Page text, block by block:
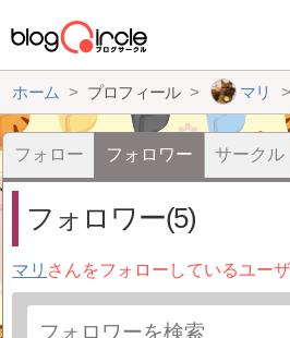
ホーム プロフィール マリ
フォロー フォロワー サークル
フォロワー(5)
マリ さんをフォローしているユー